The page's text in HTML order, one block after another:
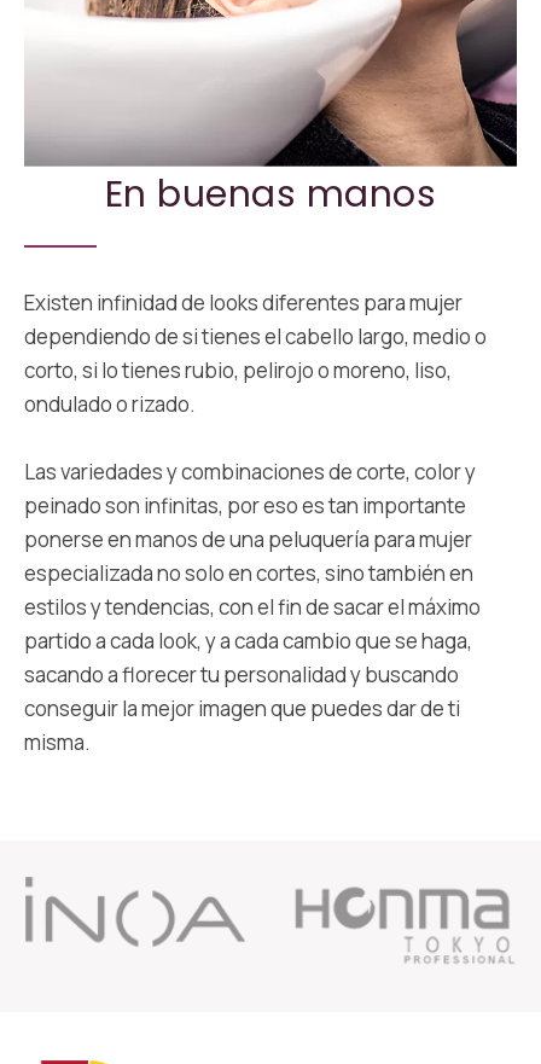
En buenas manos
Existen infinidad de looks diferentes para mujer
dependiendo de si tienes el cabello largo, medio o
corto, si lo tienes rubio, pelirojo o moreno, liso,
ondulado o rizado.
Las variedades y combinaciones de corte, color y
peinado son infinitas, por eso es tan importante
ponerse en manos de una peluquería para mujer
especializada no solo en cortes, sino también en
estilos y tendencias, con el fin de sacar el máximo
partido a cada look, y a cada cambio que se haga,
sacando a florecer tu personalidad y buscando
conseguir la mejor imagen que puedes dar de ti
misma.